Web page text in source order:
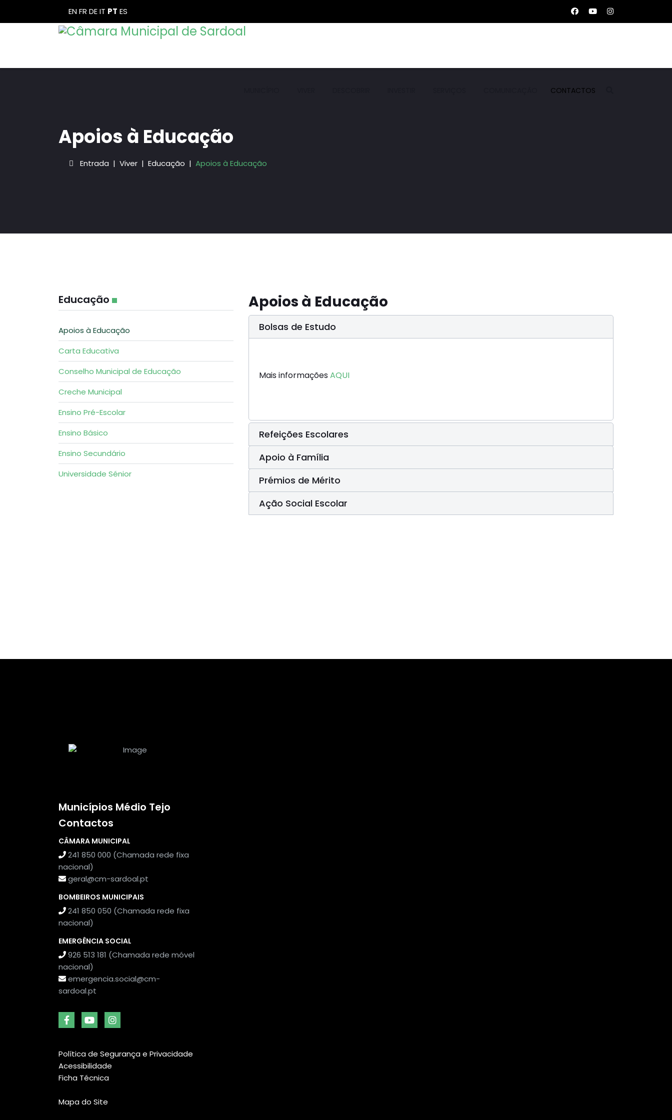
ENFR DEIT PT ES
CONTACTOS
Apoios à Educação
Entrada Viver Educação Apoios à Educação
Educação
Apoios à Educação
Carta Educativa
Conselho Municipal de Educação
Creche Municipal
Ensino Pré-Escolar
Ensino Básico
Ensino Secundário
Universidade Sénior
Apoios à Educação
Bolsas de Estudo
Mais informaçõesAQUI
Refeições Escolares
Apoio à Família
Prémios de Mérito
Ação Social Escolar
Municípios Médio Tejo
Contactos
CÂMARA MUNICIPAL
241 850 000 (Chamada rede fixa
nacional)
geral@cm-sardoal.pt
BOMBEIROS MUNICIPAIS
241 850 050 (Chamada rede fixa
nacional)
EMERGÊNCIA SOCIAL
926 513 181 (Chamada rede móvel
nacional)
emergencia.social@cm-
sardoal.pt
Política de Segurança e Privacidade
Acessibilidade
Ficha Técnica
Mapa do Site